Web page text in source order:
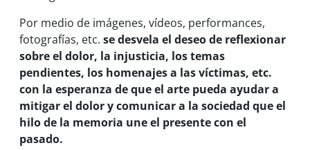
Por medio de imágenes, vídeos, performances,
fotografías, etc. se desvela el deseo de reflexionar
sobre el dolor, la injusticia, los temas
pendientes, los homenajes a las víctimas, etc.
con la esperanza de que el arte pueda ayudar a
mitigar el dolor y comunicar a la sociedad que el
hilo de la memoria une el presente con el
pasado.